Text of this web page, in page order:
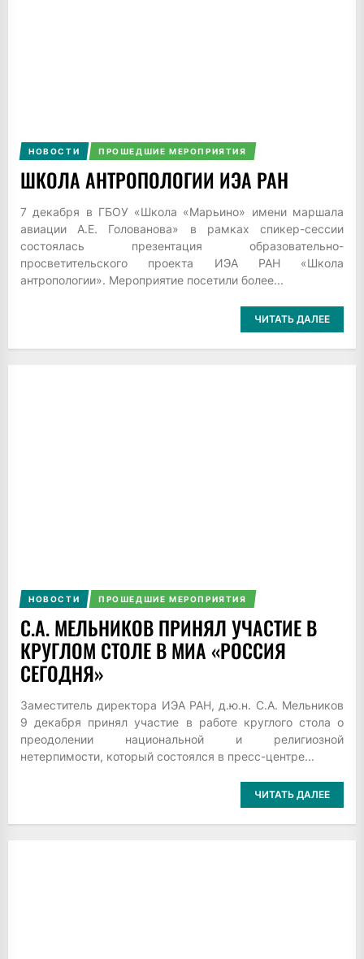
НОВОСТИ ПРОШЕДШИЕ МЕРОПРИЯТИЯ
ШКОЛА АНТРОПОЛОГИИ ИЭА РАН
7 декабря в ГБОУ «Школа «Марьино» имени маршала
авиации А.Е. Голованова» в рамках спикер-сессии
состоялась презентация образовательно-
просветительского проекта ИЭА РАН «Школа
антропологии». Мероприятие посетили более...
ЧИТАТЬ ДАЛЕЕ
НОВОСТИ ПРОШЕДШИЕ МЕРОПРИЯТИЯ
С.А. МЕЛЬНИКОВ ПРИНЯЛ УЧАСТИЕ В
КРУГЛОМ СТОЛЕ В МИА «РОССИЯ
СЕГОДНЯ»
Заместитель директора ИЭА РАН, д.ю.н. С.А. Мельников
9 декабря принял участие в работе круглого стола о
преодолении национальной и религиозной
нетерпимости, который состоялся в пресс-центре...
ЧИТАТЬ ДАЛЕЕ